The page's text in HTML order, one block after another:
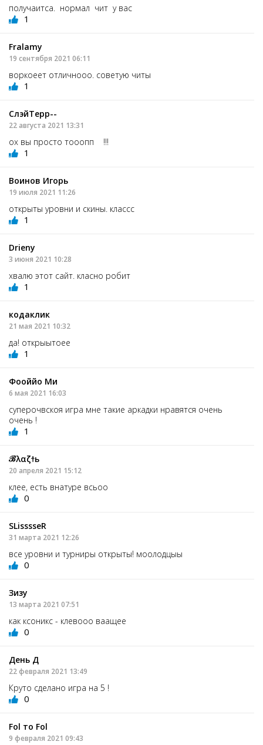
получаитса. нормал чит у вас
1
Fralamу
19 сентября 2021 06:11
воркоеет отличнооо. советую читы
1
СлэйТерр--
22 августа 2021 13:31
ох вы просто тооопп !!!
1
Воинов Игорь
19 июля 2021 11:26
открыты уровни и скины. классс
1
Drienу
3 июня 2021 10:28
хвалю этот сайт. класно робит
1
кодаклик
21 мая 2021 10:32
да! открыытоее
1
Фооййо Ми
6 мая 2021 16:03
суперочвскоя игра мне такие аркадки нравятся очень
очень !
1
ℬλαζϯь
20 апреля 2021 15:12
клее, есть внатуре всьоо
0
SLisssseR
31 марта 2021 12:26
все уровни и турниры открыты! моолодцыы
0
Зизу
13 марта 2021 07:51
как ксоникс - клевооо ваащее
0
День Д
22 февраля 2021 13:49
Круто сделано игра на 5 !
0
Fol то Fol
9 февраля 2021 09:43